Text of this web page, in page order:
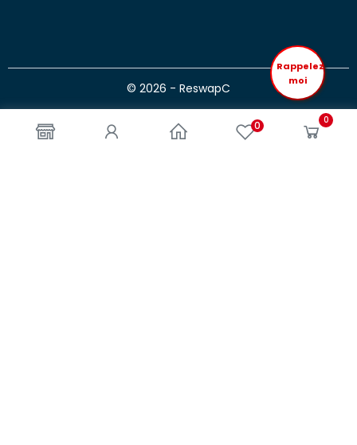
0 0
© 2026 - ReswapC
Rappelez
moi